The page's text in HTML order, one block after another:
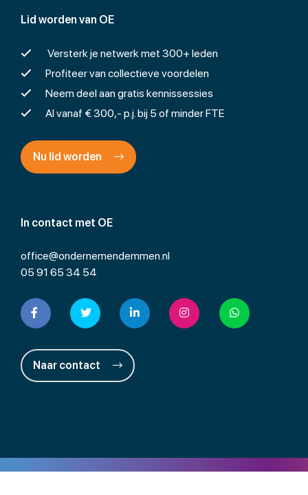
In contact met OE
office@ondernemendemmen.nl
05 91 65 34 54
Naar contact
Lid worden van OE
Versterk je netwerk met 300+ leden
Profiteer van collectieve voordelen
Neem deel aan gratis kennissessies
Al vanaf € 300,- p.j. bij 5 of minder FTE
Nu lid worden